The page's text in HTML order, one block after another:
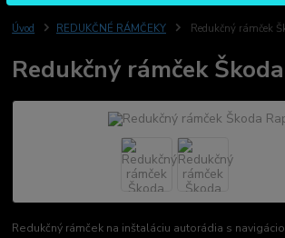
Úvod REDUKČNÉ RÁMČEKY Redukčný rámček
Redukčný rámček
Redukčný rámček na inštaláciu autorádia s